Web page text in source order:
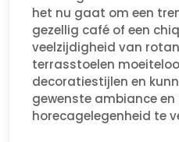
het nu gaat om een
gezellig café of een
veelzijdigheid van
terrasstoelen
decoratiestijlen en
gewenste ambiance
horecagelegenheid te